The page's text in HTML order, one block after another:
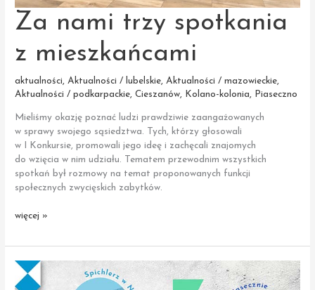
Za nami trzy spotkania
z mieszkańcami
aktualności,Aktualności / lubelskie,Aktualności / mazowieckie,
Aktualności / podkarpackie,Cieszanów, Kolano-kolonia, Piaseczno
Mieliśmy okazję poznać ludzi prawdziwie zaangażowanych
w sprawy swojego sąsiedztwa. Tych, którzy głosowali
w I Konkursie, promowali jego ideę i zachęcali znajomych
do wzięcia w nim udziału. Tematem przewodnim wszystkich
spotkań był rozmowy na temat proponowanych funkcji
społecznych zwycięskich zabytków.
Za nami
więcej »